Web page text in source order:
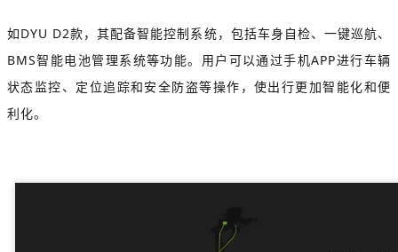
如DYU D2款，其配备智能控制系统，包括车身自检、一键巡航、
BMS智能电池管理系统等功能。用户可以通过手机APP进行车辆
状态监控、定位追踪和安全防盗等操作，使出行更加智能化和便
利化。